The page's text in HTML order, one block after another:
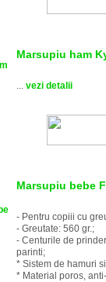
Marsupiu ham
vezi detalii
Marsupiu bebe
- Pentru copiii cu
- Greutate: 560 gr.;
- Centurile de
parinti;
* Sistem de hamuri
* Material poros,